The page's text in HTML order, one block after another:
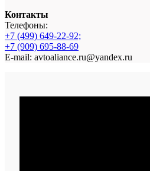
Контакты
Телефоны:
+7 (499) 649-22-92;
+7 (909) 695-88-69
E-mail: avtoaliance.ru@yandex.ru